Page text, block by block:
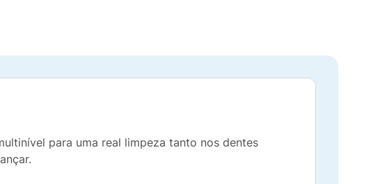
para uma real limpeza tanto nos dentes